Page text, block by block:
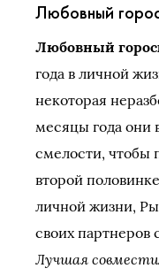
Любовный
Любовный
года в личной
некоторая
месяцы года они
смелости, чтобы
второй
личной жизни,
своих партнеров
Лучшая